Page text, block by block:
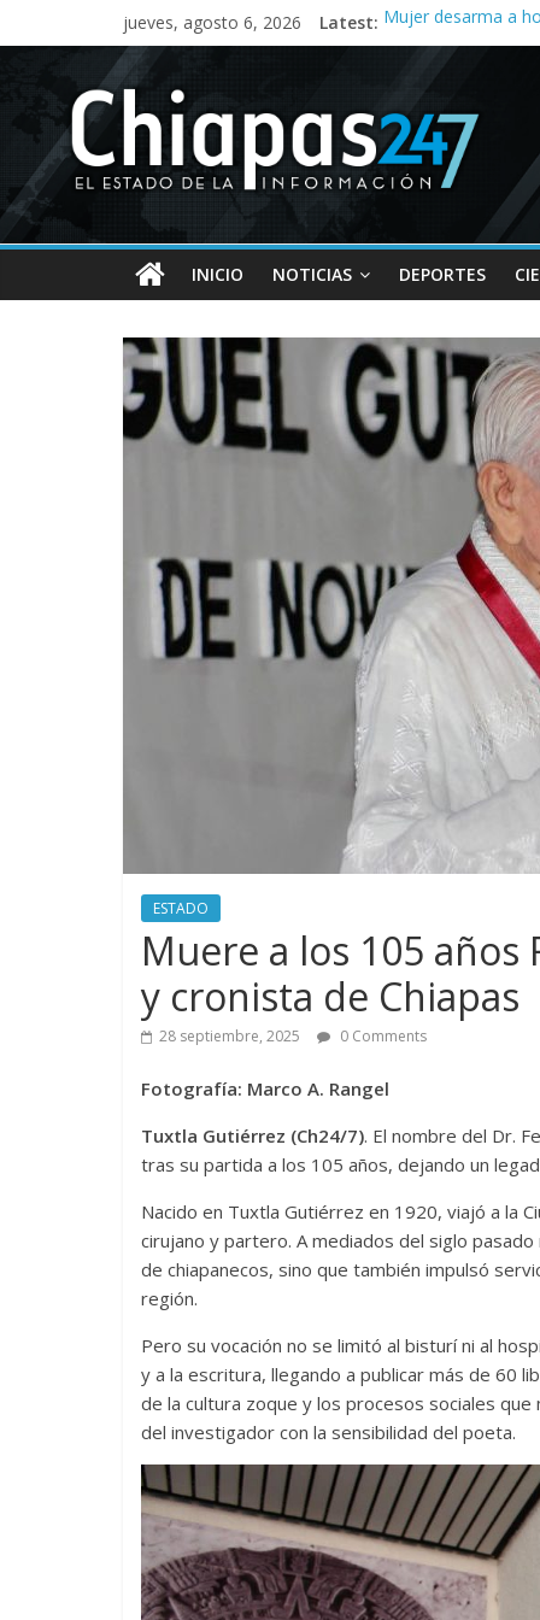
jueves, agosto 6, 2026 Latest: Mujer desarma a
Tres meses sin
Corrupción en la
INICIO NOTICIAS DEPORTES
ESTADO
Muere a los 105 años
y cronista de Chiapas
28 septiembre, 2025 0 Comments
Fotografía: Marco A. Rangel
Tuxtla Gutiérrez (Ch24/7). El nombre del Dr.
tras su partida a los 105 años, dejando un
Nacido en Tuxtla Gutiérrez en 1920, viajó a la
cirujano y partero. A mediados del siglo
de chiapanecos, sino que también impulsó
región.
Pero su vocación no se limitó al bisturí ni al
y a la escritura, llegando a publicar más de 60
de la cultura zoque y los procesos sociales
del investigador con la sensibilidad del poeta.